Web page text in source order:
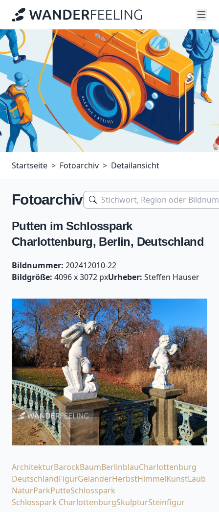
Startseite Fotoarchiv Detailansicht
Fotoarchiv
Putten im Schlosspark
Charlottenburg, Berlin, Deutschland
Bildnummer: 202412010-22
Bildgröße: 4096 x 3072 pxUrheber: Steffen Hauser
ArchitekturBarockBaumBerlinblauCharlottenburg
DeutschlandFigurGeländerHerbstHimmelKunstLaub
NaturParkPutteSchlosspark
Schlosspark CharlottenburgSkulpturSteinfigur